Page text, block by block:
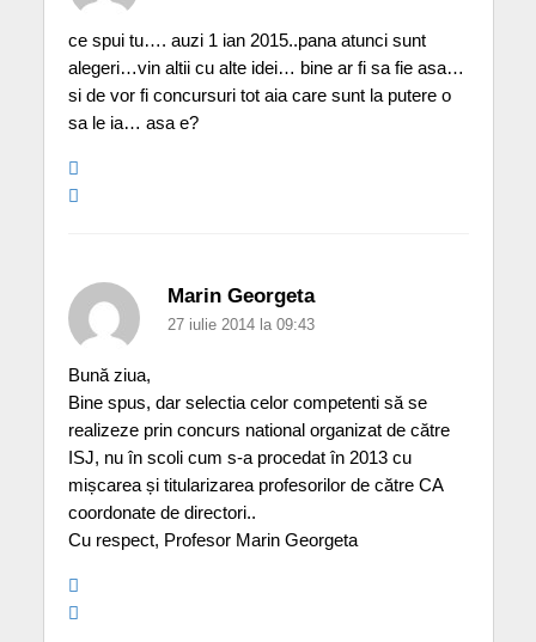
ce spui tu…. auzi 1 ian 2015..pana atunci sunt
alegeri…vin altii cu alte idei… bine ar fi sa fie asa…
si de vor fi concursuri tot aia care sunt la putere o
sa le ia… asa e?
Marin Georgeta
27 iulie 2014 la 09:43
Bună ziua,
Bine spus, dar selectia celor competenti să se
realizeze prin concurs national organizat de către
ISJ, nu în scoli cum s-a procedat în 2013 cu
mișcarea și titularizarea profesorilor de către CA
coordonate de directori..
Cu respect, Profesor Marin Georgeta